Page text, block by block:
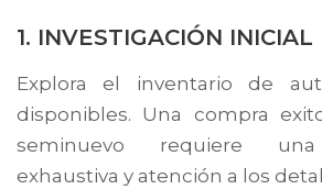
1. INVESTIGACIÓN INICIAL
Explora el inventario de
disponibles. Una compra
seminuevo requiere una
exhaustiva y atención a los